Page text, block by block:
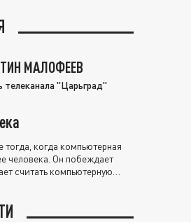
МАЛОФЕЕВ
телеканала "Царьград"
когда компьютерная
человека. Он побеждает
считать компьютерную